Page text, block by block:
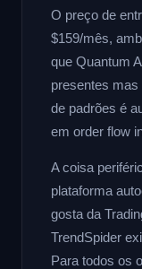
O preço de
$159/mês,
que Quantum
presentes
de padrões é
em order flow
A coisa
plataforma
gosta da
TrendSpider
Para todos os